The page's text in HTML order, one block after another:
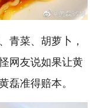
青菜、胡萝卜，
网友说如果让黄
磊准得赔本。